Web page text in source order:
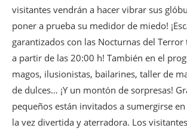
visitantes vendrán a hacer vibrar sus
poner a prueba su medidor de miedo!
garantizados con las Nocturnas del Terror
a partir de las 20:00 h! También en el
magos, ilusionistas, bailarines, taller de
de dulces… ¡Y un montón de sorpresas!
pequeños están invitados a sumergirse
la vez divertida y aterradora. Los